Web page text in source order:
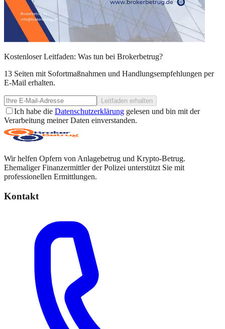
Kostenloser Leitfaden: Was tun bei Brokerbetrug?
13 Seiten mit Sofortmaßnahmen und Handlungsempfehlungen per
E-Mail erhalten.
Leitfaden erhalten
Ich habe die Datenschutzerklärung gelesen und bin mit der
Verarbeitung meiner Daten einverstanden.
Wir helfen Opfern von Anlagebetrug und Krypto-Betrug.
Ehemaliger Finanzermittler der Polizei unterstützt Sie mit
professionellen Ermittlungen.
Kontakt